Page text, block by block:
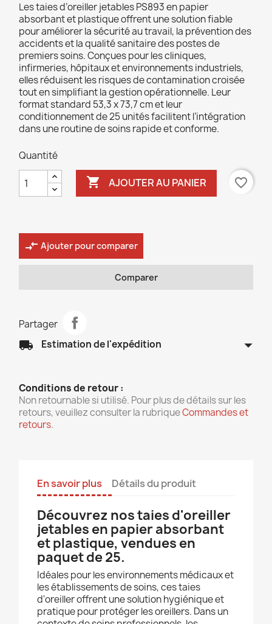
Les taies d’oreiller jetables PS893 en papier
absorbant et plastique offrent une solution fiable
pour améliorer la sécurité au travail, la prévention des
accidents et la qualité sanitaire des postes de
premiers soins. Conçues pour les cliniques,
infirmeries, hôpitaux et environnements industriels,
elles réduisent les risques de contamination croisée
tout en simplifiant la gestion opérationnelle. Leur
format standard 53,3 x 73,7 cm et leur
conditionnement de 25 unités facilitent l’intégration
dans une routine de soins rapide et conforme.
Quantité
 AJOUTER AU PANIER favorite_border
compare_arrows Ajouter pour comparer
Comparer
Partager
local_shipping Estimation de l'expédition arrow_drop_down
Conditions de retour :
Non retournable si utilisé. Pour plus de détails sur les
retours, veuillez consulter la rubriqueCommandes et
retours.
En savoir plus Détails du produit
Découvrez nos taies d'oreiller
jetables en papier absorbant
et plastique, vendues en
paquet de 25.
Idéales pour les environnements médicaux et
les établissements de soins, ces taies
d'oreiller offrent une solution hygiénique et
pratique pour protéger les oreillers. Dans un